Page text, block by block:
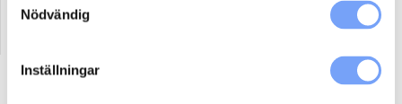
Nödvändig
Inställningar